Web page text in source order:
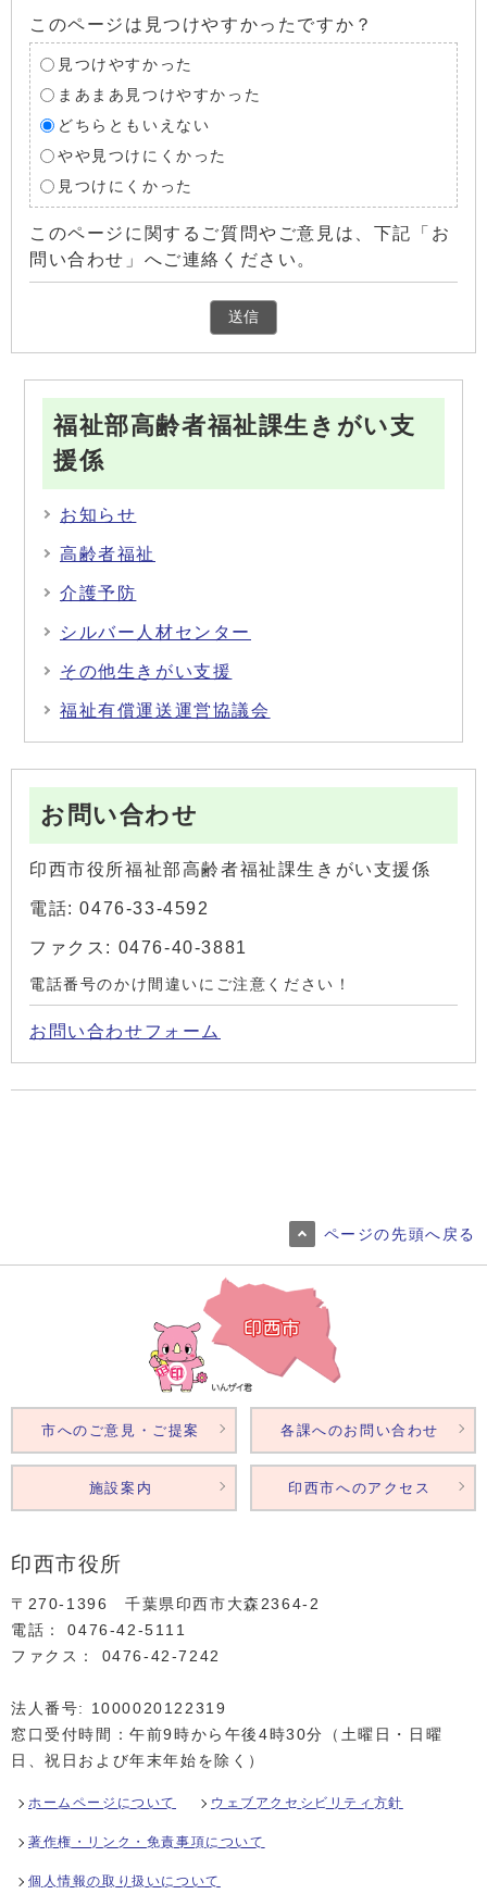
このページは見つけやすかったですか？
見つけやすかった
まあまあ見つけやすかった
どちらともいえない
やや見つけにくかった
見つけにくかった
このページに関するご質問やご意見は、下記「お
問い合わせ」へご連絡ください。
福祉部高齢者福祉課生きがい支
援係
お知らせ
高齢者福祉
介護予防
シルバー人材センター
その他生きがい支援
福祉有償運送運営協議会
お問い合わせ
印西市役所福祉部高齢者福祉課生きがい支援係
電話: 0476-33-4592
ファクス: 0476-40-3881
電話番号のかけ間違いにご注意ください！
お問い合わせフォーム
ページの先頭へ戻る
印西市役所
〒270-1396 千葉県印西市大森2364‐2
電話： 0476‐42‐5111
ファクス： 0476‐42‐7242
法人番号: 1000020122319
窓口受付時間：午前9時から午後4時30分（土曜日・日曜
日、祝日および年末年始を除く）
ホームページについて ウェブアクセシビリティ方針
著作権・リンク・免責事項について
個人情報の取り扱いについて
市へのご意見・ご提案 各課へのお問い合わせ
施設案内 印西市へのアクセス